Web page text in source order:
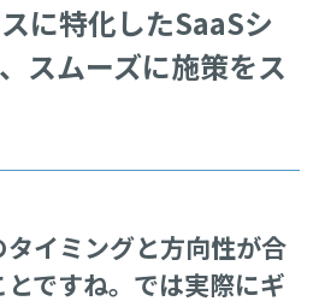
に特化したSaaSシ
スムーズに施策をス
タイミングと方向性が合
ですね。では実際にギ